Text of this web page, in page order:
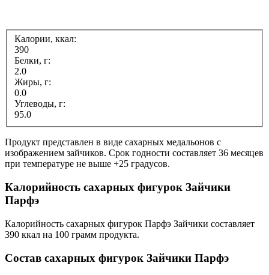
Калории, ккал:
390
Белки, г:
2.0
Жиры, г:
0.0
Углеводы, г:
95.0
Продукт представлен в виде сахарных медальонов с
изображением зайчиков. Срок годности составляет 36 месяцев
при температуре не выше +25 градусов.
Калорийность сахарных фигурок Зайчики
Парфэ
Калорийность сахарных фигурок Парфэ Зайчики составляет
390 ккал на 100 грамм продукта.
Состав сахарных фигурок Зайчики Парфэ